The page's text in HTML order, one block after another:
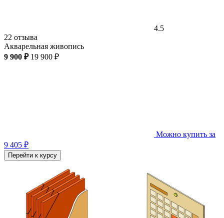
4.5
22 отзыва
Акварельная живопись
9 900 ₽ 19 900 ₽
Можно купить за
9 405 ₽
Перейти к курсу